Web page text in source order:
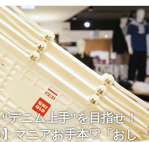
デニム上手”を目指せ！
マニアお手本♡「おし